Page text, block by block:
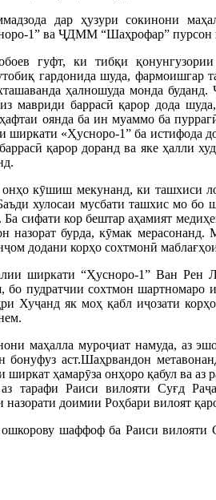
дар ҳузури сокинони
1” ва ҶДММ “Шаҳрофар” пурсон
гуфт, ки тибқи
гардонида шуда, фармоишгар
ҳалношуда монда буданд.
мавриди баррасӣ қарор дода
оянда ба ин муаммо ба
ширкати «Ҳусноро-1” ба истифода
қарор доранд ва яке ҳалли
кӯшиш мекунанд, ки ташхиси
хулосаи мусбати ташхис мо бо
сифати кор бештар аҳамият
бурда, кӯмак мерасонанд.
додани корҳо сохтмонӣ
ширкати “Ҳусноро-1” Ван Рен
бо пудратчии сохтмон шартномаро
Хуҷанд як моҳ қабл иҷозати
маҳалла муроҷиат намуда, аз
аст.Шаҳрвандон
ҳамарӯза онҳоро қабул ва аз
тарафи Раиси вилояти Суғд
доимии Роҳбари вилоят
шаффоф ба Раиси вилояти